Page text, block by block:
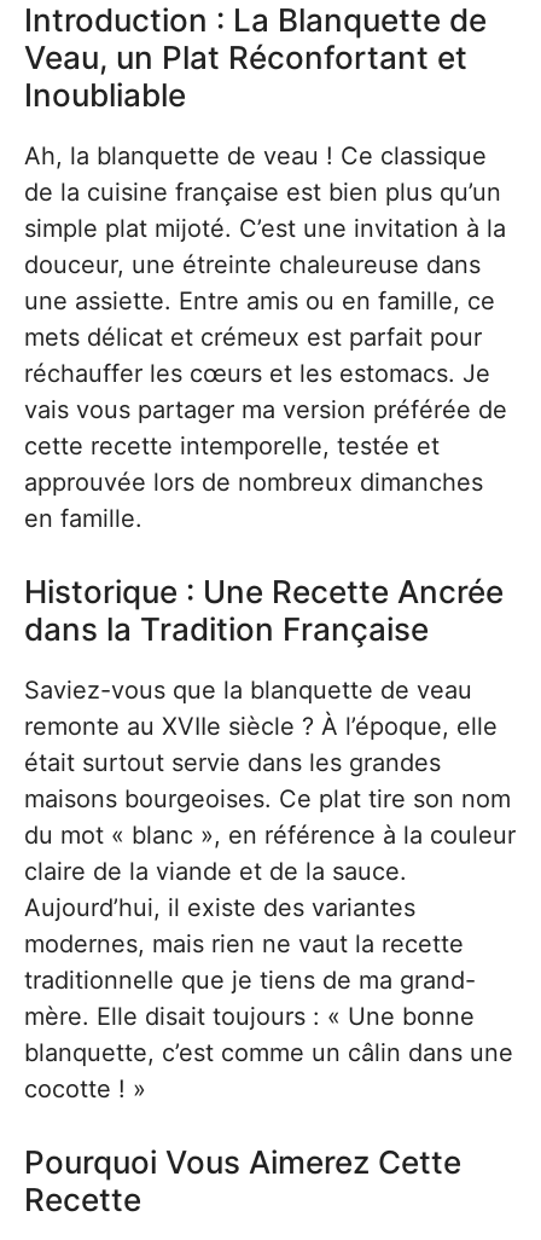
Introduction : La Blanquette de
Veau, un Plat Réconfortant et
Inoubliable
Ah, la blanquette de veau ! Ce classique
de la cuisine française est bien plus qu’un
simple plat mijoté. C’est une invitation à la
douceur, une étreinte chaleureuse dans
une assiette. Entre amis ou en famille, ce
mets délicat et crémeux est parfait pour
réchauffer les cœurs et les estomacs. Je
vais vous partager ma version préférée de
cette recette intemporelle, testée et
approuvée lors de nombreux dimanches
en famille.
Historique : Une Recette Ancrée
dans la Tradition Française
Saviez-vous que la blanquette de veau
remonte au XVIIe siècle ? À l’époque, elle
était surtout servie dans les grandes
maisons bourgeoises. Ce plat tire son nom
du mot « blanc », en référence à la couleur
claire de la viande et de la sauce.
Aujourd’hui, il existe des variantes
modernes, mais rien ne vaut la recette
traditionnelle que je tiens de ma grand-
mère. Elle disait toujours : « Une bonne
blanquette, c’est comme un câlin dans une
cocotte ! »
Pourquoi Vous Aimerez Cette
Recette